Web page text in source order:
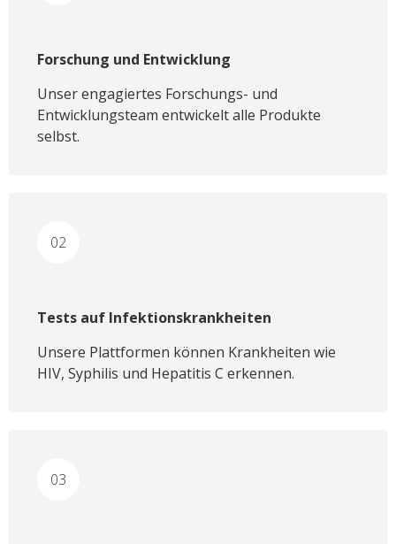
Forschung und Entwicklung
Unser engagiertes Forschungs- und
Entwicklungsteam entwickelt alle Produkte
selbst.
02
Tests auf Infektionskrankheiten
Unsere Plattformen können Krankheiten wie
HIV, Syphilis und Hepatitis C erkennen.
03